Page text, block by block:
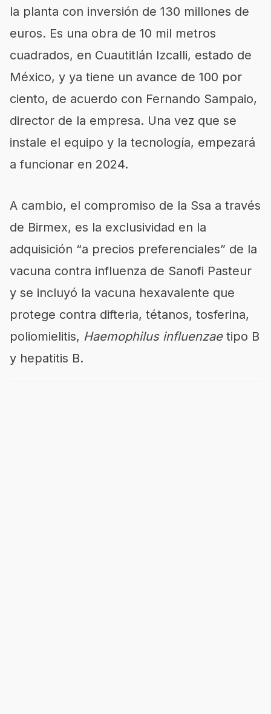
la planta con inversión de 130 millones de
euros. Es una obra de 10 mil metros
cuadrados, en Cuautitlán Izcalli, estado de
México, y ya tiene un avance de 100 por
ciento, de acuerdo con Fernando Sampaio,
director de la empresa. Una vez que se
instale el equipo y la tecnología, empezará
a funcionar en 2024.
A cambio, el compromiso de la Ssa a través
de Birmex, es la exclusividad en la
adquisición
a precios preferenciales
de la
vacuna contra influenza de Sanofi Pasteur
y se incluyó la vacuna hexavalente que
protege contra difteria, tétanos, tosferina,
poliomielitis, Haemophilus influenzaetipo B
y hepatitis B.